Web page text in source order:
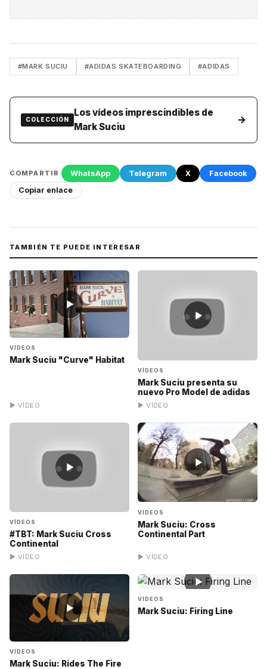
#MARK SUCIU #ADIDAS SKATEBOARDING #ADIDAS
COLECCIÓN
Los vídeos imprescindibles de
Mark Suciu
→
COMPARTIR WhatsApp Telegram X
Facebook
Copiar enlace
TAMBIÉN TE PUEDE INTERESAR
▶
VÍDEOS
Mark Suciu "Curve" Habitat
▶ VÍDEO
▶
VÍDEOS
Mark Suciu presenta su
nuevo Pro Model de adidas
▶ VÍDEO
▶
VÍDEOS
#TBT: Mark Suciu Cross
Continental
▶ VÍDEO
▶
VÍDEOS
Mark Suciu: Cross
Continental Part
▶ VÍDEO
▶
VÍDEOS
Mark Suciu: Rides The Fire
▶
VÍDEOS
Mark Suciu: Firing Line